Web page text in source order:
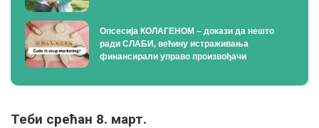
Опсесија КОЛАГЕНОМ – докази да нешто
ради СЛАБИ, већину истраживања
финансирали управо произвођачи
Теби срећан 8. март.